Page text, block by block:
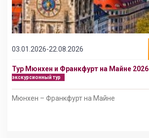
03.01.2026-22.08.2026
Тур Мюнхен и Франкфурт на Майне 2026
экскурсионный тур
Мюнхен – Франкфурт на Майне